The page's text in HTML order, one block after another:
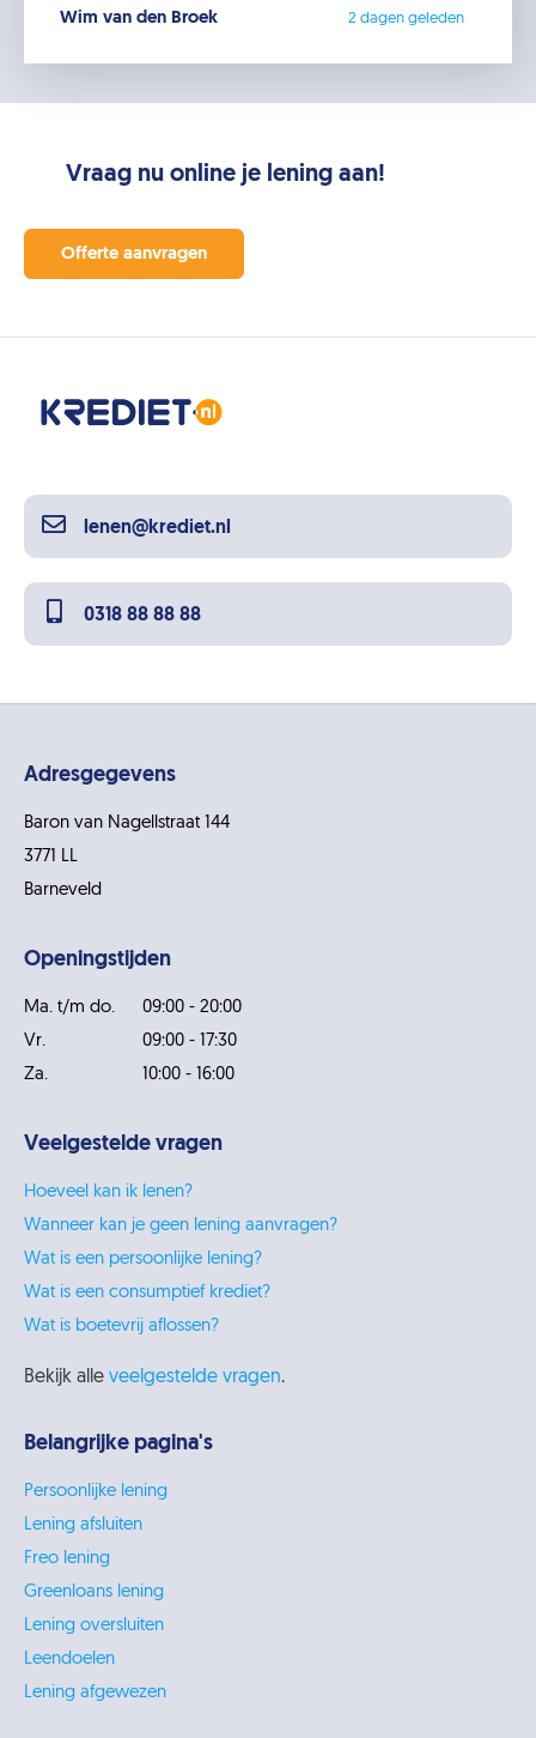
Wim van den Broek 2 dagen geleden
Vraag nu online je lening aan!
Offerte aanvragen
lenen@krediet.nl
0318 88 88 88
Adresgegevens
Baron van Nagellstraat 144
3771 LL
Barneveld
Openingstijden
Ma. t/m do.
09:00 - 20:00
Vr.
09:00 - 17:30
Za.
10:00 - 16:00
Veelgestelde vragen
Hoeveel kan ik lenen?
Wanneer kan je geen lening aanvragen?
Wat is een persoonlijke lening?
Wat is een consumptief krediet?
Wat is boetevrij aflossen?
Bekijk alle veelgestelde vragen.
Belangrijke pagina's
Persoonlijke lening
Lening afsluiten
Freo lening
Greenloans lening
Lening oversluiten
Leendoelen
Lening afgewezen